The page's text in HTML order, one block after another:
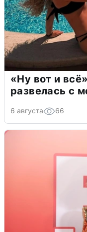
«Ну вот и
развелась с
6 августа 66